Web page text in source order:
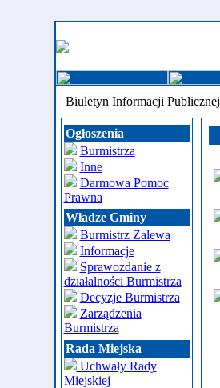
Biuletyn Informacji Publicznej
Ogłoszenia
Burmistrza
Inne
Darmowa Pomoc
Prawna
Władze Gminy
Burmistrz Zalewa
Informacje
Sprawozdanie z
działalności Burmistrza
Decyzje Burmistrza
Zarządzenia
Burmistrza
Rada Miejska
Uchwały Rady
Miejskiej